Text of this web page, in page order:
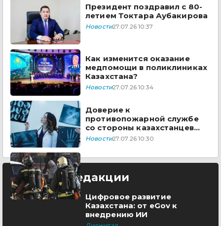
Президент поздравил с 80-
летием Токтара Аубакирова
Новости27.07.26 10:37
Как изменится оказание
медпомощи в поликлиниках
Казахстана?
Новости27.07.26 10:34
Доверие к
противопожарной службе
со стороны казахстанцев
выросло до 98%
Новости27.07.26 10:30
Выбор редакции
Цифровое развитие
Казахстана: от eGov к
внедрению ИИ